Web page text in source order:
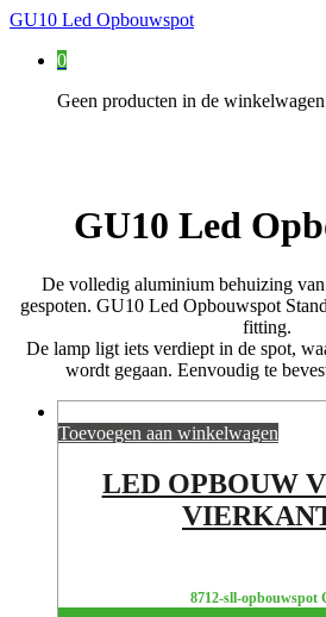
GU10 Led Opbouwspot
0
Geen producten in de
GU10 Led
De volledig aluminium behuizing
gespoten. GU10 Led Opbouwspot
fitting.
De lamp ligt iets verdiept in de spot,
wordt gegaan. Eenvoudig te
Toevoegen aan winkelwagen
LED OPBOUW
8712-sll-opbouwspot